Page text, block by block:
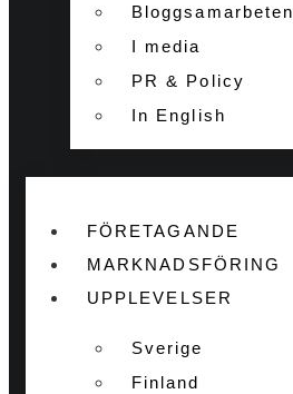
Bloggsamarbeten
I media
PR & Policy
In English
FÖRETAGANDE
MARKNADSFÖRING
UPPLEVELSER
Sverige
Finland